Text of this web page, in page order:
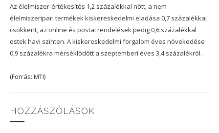
Az élelmiszer-értékesítés 1,2 százalékkal nőtt, a nem
élelmiszeripari termékek kiskereskedelmi eladása 0,7 százalékkal
csökkent, az online és postai rendelések pedig 0,6 százalékkal
estek havi szinten. A kiskereskedelmi forgalom éves növekedése
0,9 százalékra mérséklődött a szeptemberi éves 3,4 százalékról.
(Forrás: MTI)
HOZZÁSZÓLÁSOK